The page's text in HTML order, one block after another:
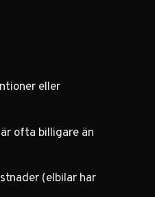
eller
ofta billigare än
(elbilar har